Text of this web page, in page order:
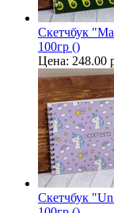
Скетчбук
100гр ()
Цена: 248.00
Скетчбук